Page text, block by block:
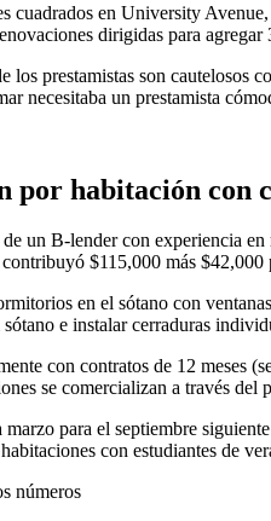
cuadrados en University
dirigidas para
prestamistas son cautelosos
necesitaba un prestamista
por habitación con
un B-lender con experiencia
$115,000 más
en el sótano con
e instalar cerraduras
con contratos de 12 meses
se comercializan a través
para el septiembre
con estudiantes de
números